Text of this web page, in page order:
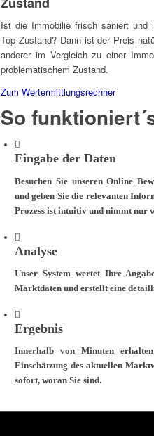
Ist die Immobilie frisch saniert und
Top Zustand? Dann ist der Preis
anderer im Vergleich zu einer
problematischem Zustand.
Zum Wertermittlungsrechner
So
Eingabe der Daten
Besuchen Sie unseren Online
und geben Sie die relevanten
Prozess ist intuitiv und nimmt nur
Analyse
Unser System wertet Ihre
Marktdaten und erstellt eine
Ergebnis
Innerhalb von Minuten
Einschätzung des aktuellen
sofort, woran Sie sind.